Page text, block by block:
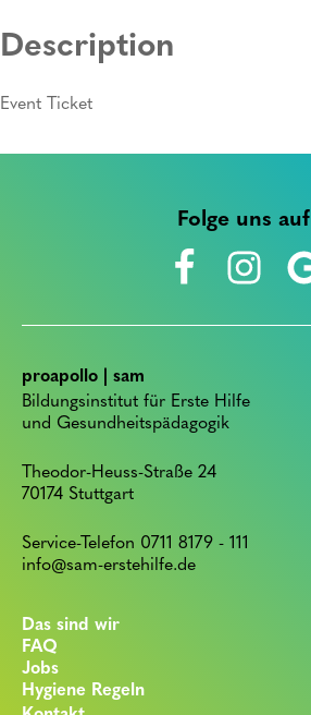
Description
Event Ticket
Folge uns auf
proapollo | sam
Bildungsinstitut für Erste Hilfe
und Gesundheitspädagogik
Theodor-Heuss-Straße 24
70174 Stuttgart
Service-Telefon 0711 8179 - 111
info@sam-erstehilfe.de
Das sind wir
FAQ
Jobs
Hygiene Regeln